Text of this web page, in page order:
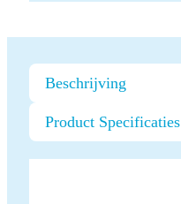
Beschrijving
Product Specificaties